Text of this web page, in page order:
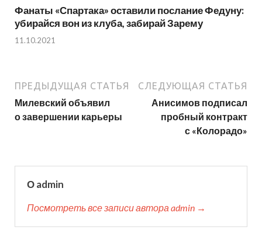
Фанаты «Спартака» оставили послание Федуну:
убирайся вон из клуба, забирай Зарему
11.10.2021
ПРЕДЫДУЩАЯ СТАТЬЯ
Милевский объявил
о завершении карьеры
СЛЕДУЮЩАЯ СТАТЬЯ
Анисимов подписал
пробный контракт
с «Колорадо»
О admin
Посмотреть все записи автора admin →